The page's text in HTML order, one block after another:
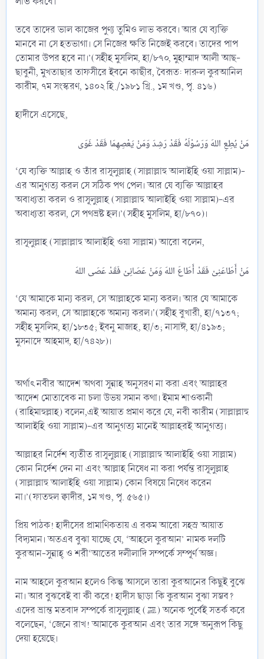
তবে তাদের ভাল কাজের পুণ্য তুমিও লাভ করবে। আর যে ব্যক্তি
মানবে না সে হতভাগা। সে নিজের ক্ষতি নিজেই করবে। তাদের পাপ
তোমার উপর হবে না।’(সহীহ মুসলিম, হা/৮৭০, মুহাম্মাদ আলী আছ-
ছাবুনী, মুখতাছার তাফসীরে ইবনে কাছীর, বৈরূত: দারুল কুরআনিল
কারীম, ৭ম সংস্করণ, ১৪০২ হি./১৯৮১ খ্রি., ১ম খণ্ড, পৃ. ৪১৬)
হাদীসে এসেছে,
‘যে ব্যক্তি আল্লাহ ও তাঁর রাসূলুল্লাহ (সাল্লাল্লাহু আলাইহি ওয়া সাল্লাম)-
এর আনুগত্য করল সে সঠিক পথ পেল। আর যে ব্যক্তি আল্লাহর
অবাধ্যতা করল ও রাসূলুল্লাহ (সাল্লাল্লাহু আলাইহি ওয়া সাল্লাম)-এর
অবাধ্যতা করল, সে পথভ্রষ্ট হল।’(সহীহ মুসলিম, হা/৮৭০)।
রাসূলুল্লাহ (সাল্লাল্লাহু আলাইহি ওয়া সাল্লাম) আরো বলেন,
‘যে আমাকে মান্য করল, সে আল্লাহকে মান্য করল। আর যে আমাকে
অমান্য করল, সে আল্লাহকে অমান্য করল।'(সহীহ বুখারী, হা/৭১৩৭;
সহীহ মুসলিম, হা/১৮৩৫; ইবনু মাজাহ, হা/৩; নাসাঈ, হা/৪১৯৩;
মুসনাদে আহমাদ, হা/৭৪২৮)।
অর্থাৎ নবীর আদেশ অথবা সুন্নাহ অনুসরণ না করা এবং আল্লাহর
আদেশ মোতাবেক না চলা উভয় সমান কথা। ইমাম শাওকানী
(রাহিমাহুল্লাহ) বলেন,এই আয়াত প্রমাণ করে যে, নবী কারীম (সাল্লাল্লাহু
আলাইহি ওয়া সাল্লাম)-এর আনুগত্য মানেই আল্লাহরই আনুগত্য।
আল্লাহর নির্দেশ ব্যতীত রাসূলুল্লাহ (সাল্লাল্লাহু আলাইহি ওয়া সাল্লাম)
কোন নির্দেশ দেন না এবং আল্লাহ নিষেধ না করা পর্যন্ত রাসূলুল্লাহ
(সাল্লাল্লাহু আলাইহি ওয়া সাল্লাম) কোন বিষয়ে নিষেধ করেন
না।’(ফাতহুল ক্বাদীর, ১ম খণ্ড, পৃ. ৫৬৫।)
প্রিয় পাঠক! হাদীসের প্রামাণিকতায় এ রকম আরো সহস্র আয়াত
বিদ্যমান। অতএব বুঝা যাচ্ছে যে, ‘আহলে কুরআন’ নামক দলটি
কুরআন-সুন্নাহ্ ও শরী‘আতের দলীলাদি সম্পর্কে সম্পূর্ণ অজ্ঞ।
নাম আহলে কুরআন হলেও কিন্তু আসলে তারা কুরআনের কিছুই বুঝে
না। আর বুঝবেই বা কী করে! হাদীস ছাড়া কি কুরআন বুঝা সম্ভব?
এদের ভ্রান্ত মতবাদ সম্পর্কে রাসূলুল্লাহ (ﷺ) অনেক পূর্বেই সতর্ক করে
বলেছেন, ‘জেনে রাখ! আমাকে কুরআন এবং তার সঙ্গে অনুরূপ কিছু
দেয়া হয়েছে।